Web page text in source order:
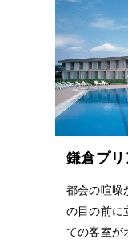
鎌倉プ
都会の喧噪
の目の前に
ての客室が